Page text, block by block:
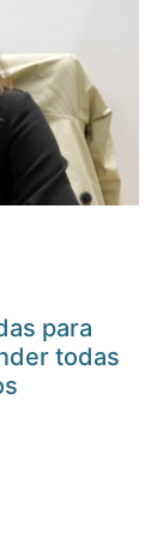
para
todas